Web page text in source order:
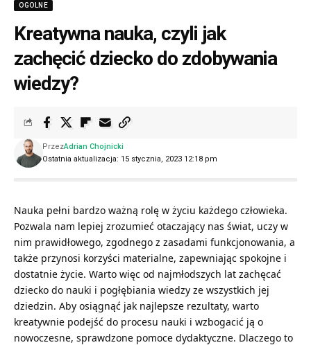
OGOLNE
Kreatywna nauka, czyli jak
zachęcić dziecko do zdobywania
wiedzy?
Ostatnia aktualizacja: 15 stycznia, 2023 12:18 pm
PrzezAdrian Chojnicki
Nauka pełni bardzo ważną rolę w życiu każdego człowieka.
Pozwala nam lepiej zrozumieć otaczający nas świat, uczy w
nim prawidłowego, zgodnego z zasadami funkcjonowania, a
także przynosi korzyści materialne, zapewniając spokojne i
dostatnie życie. Warto więc od najmłodszych lat zachęcać
dziecko do nauki i pogłębiania wiedzy ze wszystkich jej
dziedzin. Aby osiągnąć jak najlepsze rezultaty, warto
kreatywnie podejść do procesu nauki i wzbogacić ją o
nowoczesne, sprawdzone pomoce dydaktyczne. Dlaczego to